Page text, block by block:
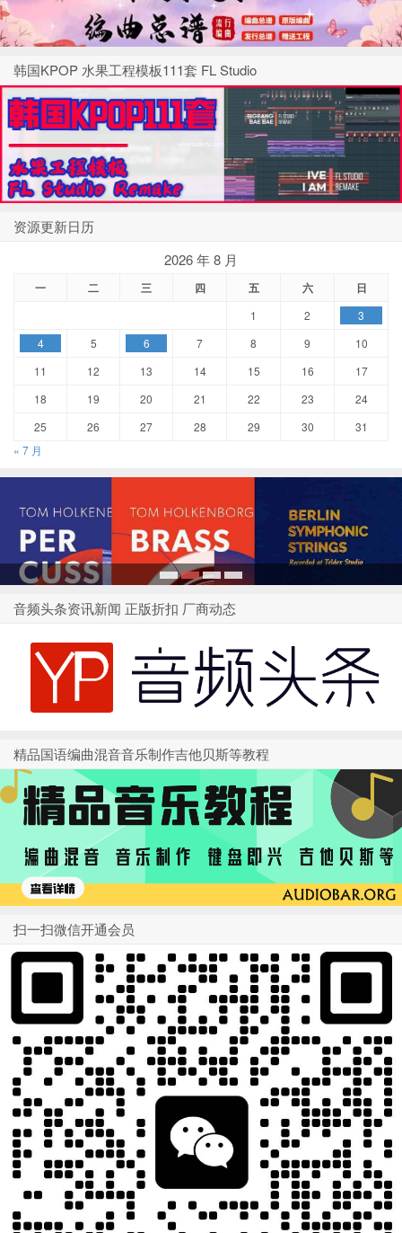
韩国KPOP 水果工程模板111套 FL Studio
资源更新日历
2026 年 8 月
一 二 三 四 五 六 日
1 2
3
4
5 6 7 8 9
10
11
12 13 14 15 16
17
18
19 20 21 22 23
24
25
26 27 28 29 30
31
« 7 月
音频头条资讯新闻 正版折扣 厂商动态
精品国语编曲混音音乐制作吉他贝斯等教程
扫一扫微信开通会员